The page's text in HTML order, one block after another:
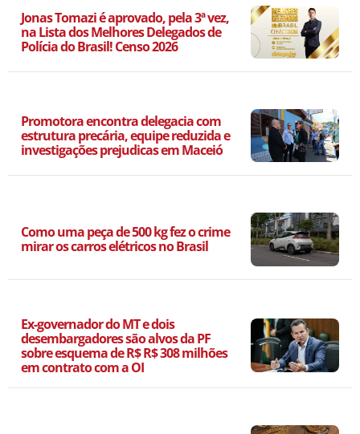
Jonas Tomazi é aprovado, pela 3ª vez,
na Lista dos Melhores Delegados de
Polícia do Brasil! Censo 2026
Promotora encontra delegacia com
estrutura precária, equipe reduzida e
investigações prejudicas em Maceió
Como uma peça de 500 kg fez o crime
mirar os carros elétricos no Brasil
Ex-governador do MT e dois
desembargadores são alvos da PF
sobre esquema de R$ R$ 308 milhões
em contrato com a OI